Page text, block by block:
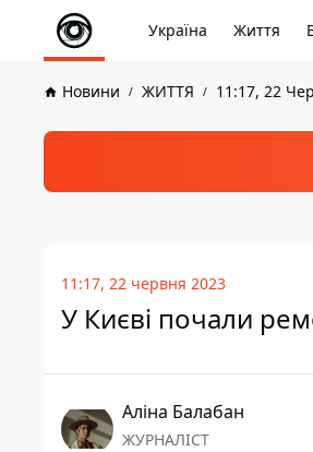
Україна Життя
Новини ЖИТТЯ 11:17, 22
11:17, 22 червня 2023
У Києві почали
Аліна Балабан
ЖУРНАЛІСТ